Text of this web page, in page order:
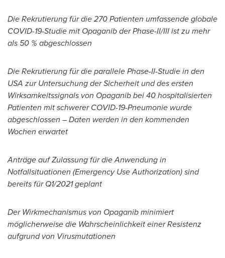
Die Rekrutierung für die 270 Patienten umfassende globale
COVID-19-Studie mit Opaganib der Phase-II/III ist zu mehr
als 50 % abgeschlossen
Die Rekrutierung für die parallele Phase-II-Studie in den
USA zur Untersuchung der Sicherheit und des ersten
Wirksamkeitssignals von Opaganib bei 40 hospitalisierten
Patienten mit schwerer COVID-19-Pneumonie wurde
abgeschlossen – Daten werden in den kommenden
Wochen erwartet
Anträge auf Zulassung für die Anwendung in
Notfallsituationen (Emergency Use Authorization) sind
bereits für Q1/2021 geplant
Der Wirkmechanismus von Opaganib minimiert
möglicherweise die Wahrscheinlichkeit einer Resistenz
aufgrund von Virusmutationen